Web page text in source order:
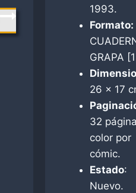
1993.
Formato:
GRAPA
26 x 17
32
color por
cómic.
Estado:
Nuevo.